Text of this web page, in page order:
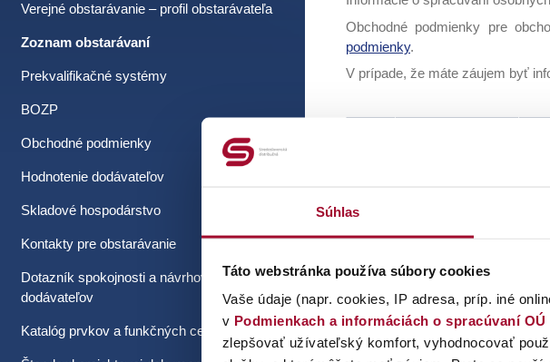
Súhlas
Táto webstránka používa súbory cookies
Vaše údaje (napr. cookies, IP adresa, príp. iné
v Podmienkach a informáciách o spracúvaní OÚ
zlepšovať užívateľský komfort, vyhodnocovať
Verejné obstarávanie – profil obstarávateľa
Zoznam obstarávaní
Prekvalifikačné systémy
BOZP
Obchodné podmienky
Hodnotenie dodávateľov
Skladové hospodárstvo
Kontakty pre obstarávanie
Dotazník spokojnosti a návrhov od
dodávateľov
Katalóg prvkov a funkčných celkov
Obchodné podmienky pre
podmienky.
V prípade, že máte záujem byť
8190 17.08.26, 09:00
8197 12.08.26, 13:00
8186 12.08.26, 12:00